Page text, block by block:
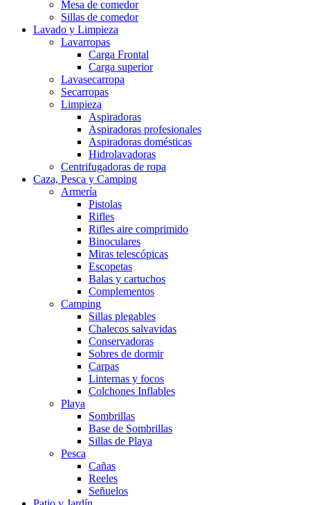
Mesa de comedor
Sillas de comedor
Lavado y Limpieza
Lavarropas
Carga Frontal
Carga superior
Lavasecarropa
Secarropas
Limpieza
Aspiradoras
Aspiradoras profesionales
Aspiradoras domésticas
Hidrolavadoras
Centrifugadoras de ropa
Caza, Pesca y Camping
Armería
Pistolas
Rifles
Rifles aire comprimido
Binoculares
Miras telescópicas
Escopetas
Balas y cartuchos
Complementos
Camping
Sillas plegables
Chalecos salvavidas
Conservadoras
Sobres de dormir
Carpas
Linternas y focos
Colchones Inflables
Playa
Sombrillas
Base de Sombrillas
Sillas de Playa
Pesca
Cañas
Reeles
Señuelos